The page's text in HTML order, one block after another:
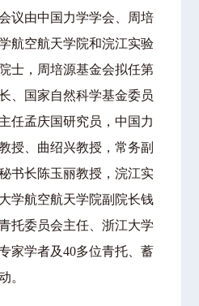
议由中国力学学会、周培
航空航天学院和浣江实验
士，周培源基金会拟任第
、国家自然科学基金委员
任孟庆国研究员，中国力
授、曲绍兴教授，常务副
书长陈玉丽教授，浣江实
学航空航天学院副院长钱
托委员会主任、浙江大学
家学者及40多位青托、蓄
。